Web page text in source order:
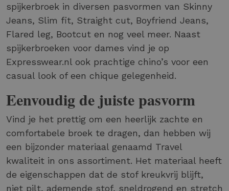
spijkerbroek in diversen pasvormen van Skinny
Jeans, Slim fit, Straight cut, Boyfriend Jeans,
Flared leg, Bootcut en nog veel meer. Naast
spijkerbroeken voor dames vind je op
Expresswear.nl ook prachtige chino’s voor een
casual look of een chique gelegenheid.
Eenvoudig de juiste pasvorm
Vind je het prettig om een heerlijk zachte en
comfortabele broek te dragen, dan hebben wij
een bijzonder materiaal genaamd Travel
kwaliteit in ons assortiment. Het materiaal heeft
de eigenschappen dat de stof kreukvrij blijft,
niet pilt, ademende stof, sneldrogend en stretch